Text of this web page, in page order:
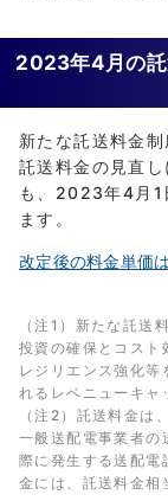
2023年4月の託
新たな託送料金制
託送料金の見直
も、2023年4月1
ます。
改定後の料金単価
（注1）新たな託送
投資の確保とコスト
レジリエンス強化
れるレベニューキャ
（注2）託送料金は
一般送配電事業者の
際に発生する送配電
金には、託送料金相